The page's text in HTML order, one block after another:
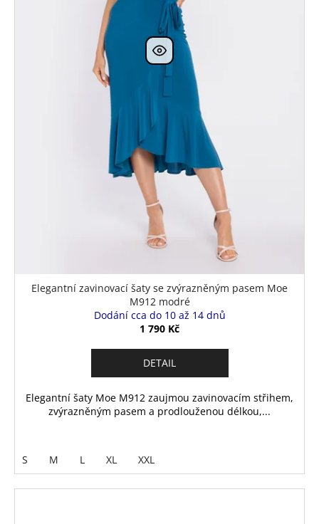
Elegantní zavinovací šaty se zvýrazněným pasem Moe
M912 modré
Dodání cca do 10 až 14 dnů
1 790 Kč
DETAIL
Elegantní šaty Moe M912 zaujmou zavinovacím střihem,
zvýrazněným pasem a prodlouženou délkou,...
S M L XL XXL